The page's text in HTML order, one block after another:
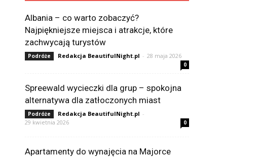
Albania – co warto zobaczyć?
Najpiękniejsze miejsca i atrakcje, które
zachwycają turystów
Podróże Redakcja BeautifulNight.pl - 28 maja 2026
0
Spreewald wycieczki dla grup – spokojna
alternatywa dla zatłoczonych miast
Podróże Redakcja BeautifulNight.pl -
29 kwietnia 2026
0
Apartamenty do wynajęcia na Majorce